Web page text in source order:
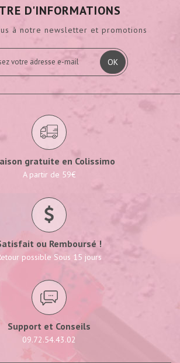
D'INFORMATIONS
à notre newsletter et promotions
OK
gratuite en Colissimo
A partir de 59€
ou Remboursé !
possible Sous 15 jours
Support et Conseils
09.72.54.43.02